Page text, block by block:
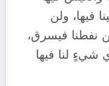
فيها، ولن
نفطنا فيسرق،
شيءٍ لنا فيها